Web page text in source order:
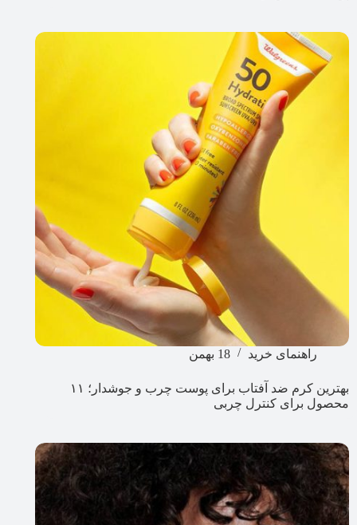
راهنمای خرید 18 بهمن
بهترین کرم ضد آفتاب برای پوست چرب و جوشدار؛ ۱۱
محصول برای کنترل چربی